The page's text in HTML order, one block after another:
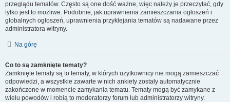
przeglądu tematów. Często są one dość ważne, więc należy je przeczytać, gdy
tylko jest to możliwe. Podobnie, jak uprawnienia zamieszczania ogłoszeń i
globalnych ogłoszeń, uprawnienia przyklejania tematów są nadawane przez
administratora witryny.
Na górę
Co to są zamknięte tematy?
Zamknięte tematy są to tematy, w których użytkownicy nie mogą zamieszczać
odpowiedzi, a wszystkie zawarte w nich ankiety zostały automatycznie
zakończone w momencie zamykania tematu. Tematy mogą być zamykane z
wielu powodów i robią to moderatorzy forum lub administratorzy witryny.